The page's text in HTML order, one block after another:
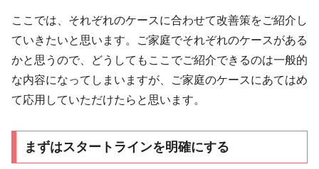
ここでは、それぞれのケースに合わせて改善策をご紹介し
ていきたいと思います。ご家庭でそれぞれのケースがある
かと思うので、どうしてもここでご紹介できるのは一般的
な内容になってしまいますが、ご家庭のケースにあてはめ
て応用していただけたらと思います。
まずはスタートラインを明確にする